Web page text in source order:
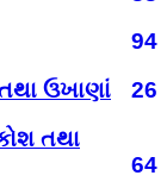
94
ઉખાણાં
26
તથા
64